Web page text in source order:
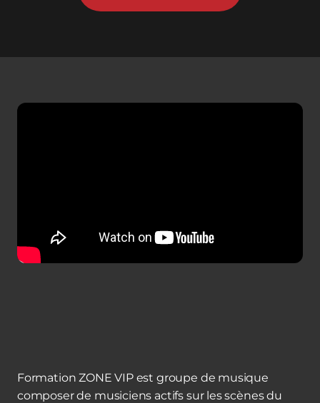
Formation ZONE VIP est groupe de musique
composer de musiciens actifs sur les scènes du